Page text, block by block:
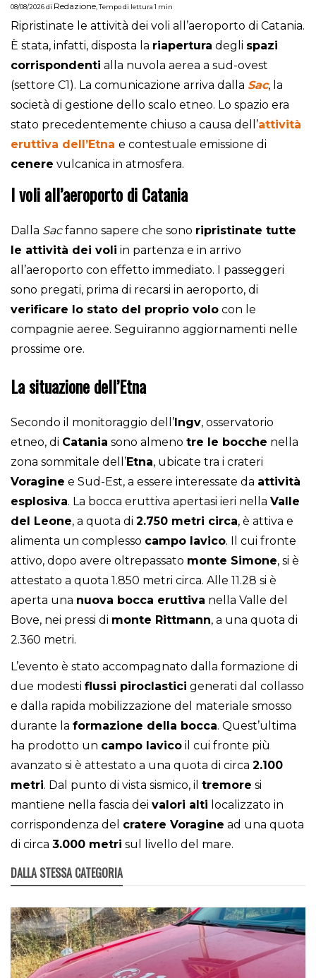
08/08/2026di Redazione,Tempo di lettura 1 min
Ripristinate le attività dei voli all’aeroporto di Catania.
È stata, infatti, disposta la riapertura degli spazi
corrispondenti alla nuvola aerea a sud-ovest
(settore C1). La comunicazione arriva dalla Sac, la
società di gestione dello scalo etneo. Lo spazio era
stato precedentemente chiuso a causa dell’attività
eruttiva dell’Etna e contestuale emissione di
cenere vulcanica in atmosfera.
I voli all’aeroporto di Catania
Dalla Sacfanno sapere che sono ripristinate tutte
le attività dei voli in partenza e in arrivo
all’aeroporto con effetto immediato. I passeggeri
sono pregati, prima di recarsi in aeroporto, di
verificare lo stato del proprio volo con le
compagnie aeree. Seguiranno aggiornamenti nelle
prossime ore.
La situazione dell’Etna
Secondo il monitoraggio dell’ Ingv, osservatorio
etneo, di Catania sono almeno tre le bocche nella
zona sommitale dell’Etna, ubicate tra i crateri
Voragine e Sud-Est, a essere interessate da attività
esplosiva. La bocca eruttiva apertasi ieri nella Valle
del Leone, a quota di 2.750 metri circa, è attiva e
alimenta un complesso campo lavico. Il cui fronte
attivo, dopo avere oltrepassato monte Simone, si è
attestato a quota 1.850 metri circa. Alle 11.28 si è
aperta una nuova bocca eruttiva nella Valle del
Bove, nei pressi di monte Rittmann, a una quota di
2.360 metri.
L’evento è stato accompagnato dalla formazione di
due modesti flussi piroclastici generati dal collasso
e dalla rapida mobilizzazione del materiale smosso
durante la formazione della bocca. Quest’ultima
ha prodotto un campo lavico il cui fronte più
avanzato si è attestato a una quota di circa 2.100
metri. Dal punto di vista sismico, il tremore si
mantiene nella fascia dei valori alti localizzato in
corrispondenza del cratere Voragine ad una quota
di circa 3.000 metri sul livello del mare.
DALLA STESSA CATEGORIA